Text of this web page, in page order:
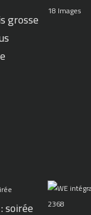
grosse
18 Images
soirée